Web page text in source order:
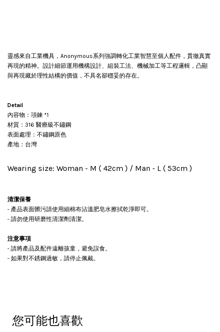
靈感來自工業機具，Anonymous系列強調轉化工業智慧至個人配件，貫徹真實
再現的精神。設計細節運用機構設計、組裝工法、機械加工等工程邏輯，凸顯
與再現藏於理性結構的價值，不具名卻穩妥的存在。
Detail
內容物：項鍊 *1
材質：316 醫療級不鏽鋼
表面處理：不鏽鋼原色
產地：台灣
Wearing size: Woman - M ( 42cm ) / Man - L ( 53cm )
清潔保養
- 產品表面髒污請使用細棉布沾溫肥皂水擦拭乾淨即可。
- 請勿使用研磨性清潔劑清潔。
注意事項
- 請將產品及配件遠離孩童，避免誤食。
- 如果對不銹鋼過敏，請停止佩戴。
您可能也喜歡